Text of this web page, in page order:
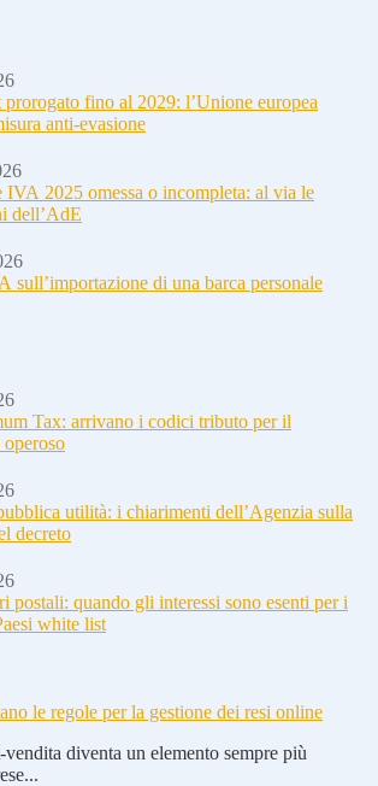
prorogato fino al 2029: l’Unione europea
anti-evasione
IVA 2025 omessa o incompleta: al via le
dell’AdE
sull’importazione di una barca personale
Tax: arrivano i codici tributo per il
utilità: i chiarimenti dell’Agenzia sulla
decreto
postali: quando gli interessi sono esenti per i
white list
le regole per la gestione dei resi online
diventa un elemento sempre più